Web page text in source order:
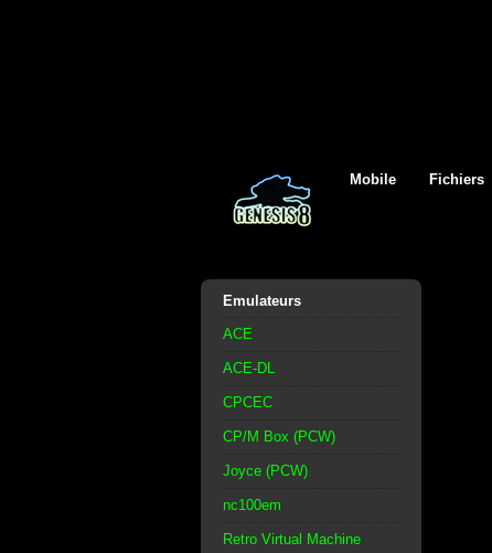
Mobile Fichiers
Emulateurs
ACE
ACE-DL
CPCEC
CP/M Box (PCW)
Joyce (PCW)
nc100em
Retro Virtual Machine